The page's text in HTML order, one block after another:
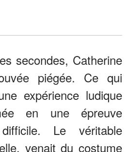
secondes, Catherine
piégée. Ce qui
expérience ludique
en une épreuve
difficile. Le véritable
venait du costume